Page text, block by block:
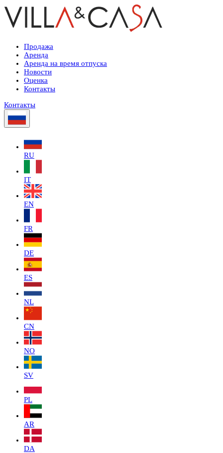
Продажа
Аренда
Аренда на время отпуска
Новости
Оценка
Контакты
Контакты
RU
IT
EN
FR
DE
ES
NL
CN
NO
SV
PL
AR
DA